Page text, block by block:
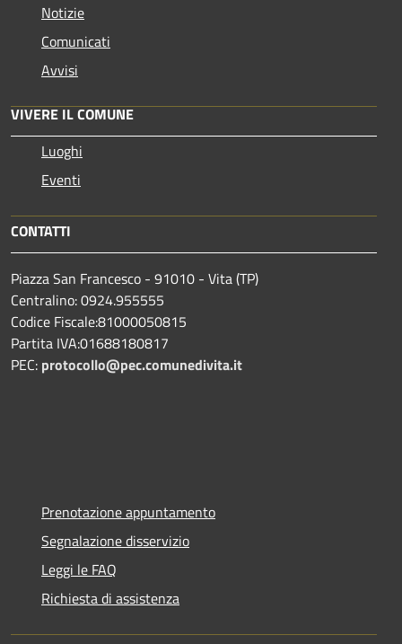
Notizie
Comunicati
Avvisi
VIVERE IL COMUNE
Luoghi
Eventi
CONTATTI
Piazza San Francesco - 91010 - Vita (TP)
Centralino: 0924.955555
Codice Fiscale:81000050815
Partita IVA:01688180817
PEC: protocollo@pec.comunedivita.it
Prenotazione appuntamento
Segnalazione disservizio
Leggi le FAQ
Richiesta di assistenza